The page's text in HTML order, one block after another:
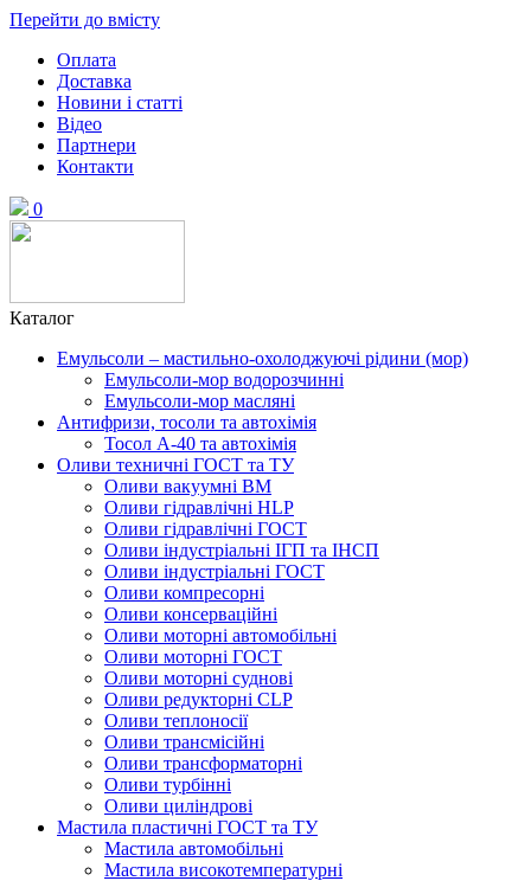
Перейти до вмісту
Оплата
Доставка
Новини і статті
Відео
Партнери
Контакти
0
Каталог
Емульсоли – мастильно-охолоджуючі рідини (мор)
Емульсоли-мор водорозчинні
Емульсоли-мор масляні
Антифризи, тосоли та автохімія
Тосол А-40 та автохімія
Оливи техничні ГОСТ та ТУ
Оливи вакуумні ВМ
Оливи гідравлічні HLP
Оливи гідравлічні ГОСТ
Оливи індустріальні ІГП та ІНСП
Оливи індустріальні ГОСТ
Оливи компресорні
Оливи консерваційні
Оливи моторні автомобільні
Оливи моторні ГОСТ
Оливи моторні суднові
Оливи редукторні CLP
Оливи теплоносії
Оливи трансмісійні
Оливи трансформаторні
Оливи турбінні
Оливи циліндрові
Мастила пластичні ГОСТ та ТУ
Мастила автомобільні
Мастила високотемпературні